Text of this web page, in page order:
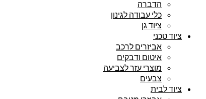
הדברה
כלי עבודה לגינון
ציוד גן
ציוד טכני
אביזרים לרכב
איטום ודבקים
מוצרי עזר לצביעה
צבעים
ציוד לבית